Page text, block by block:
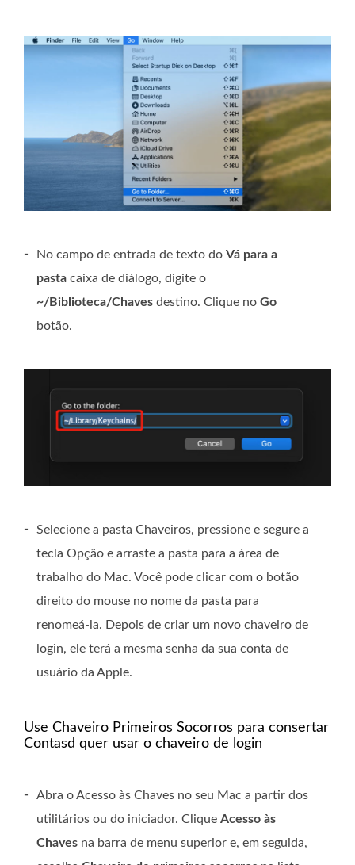
- No campo de entrada de texto do Vá para a
pasta caixa de diálogo, digite o
~/Biblioteca/Chaves destino. Clique no Go
botão.
-
Selecione a pasta Chaveiros, pressione e segure a
tecla Opção e arraste a pasta para a área de
trabalho do Mac. Você pode clicar com o botão
direito do mouse no nome da pasta para
renomeá-la. Depois de criar um novo chaveiro de
login, ele terá a mesma senha da sua conta de
usuário da Apple.
Use Chaveiro Primeiros Socorros para consertar
Contasd quer usar o chaveiro de login
-
Abra o Acesso às Chaves no seu Mac a partir dos
utilitários ou do iniciador. Clique Acesso às
Chaves na barra de menu superior e, em seguida,